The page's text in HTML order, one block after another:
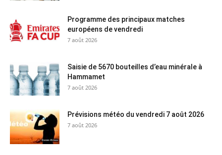
Programme des principaux matches
européens de vendredi
7 août 2026
Saisie de 5670 bouteilles d’eau minérale à
Hammamet
7 août 2026
Prévisions météo du vendredi 7 août 2026
7 août 2026